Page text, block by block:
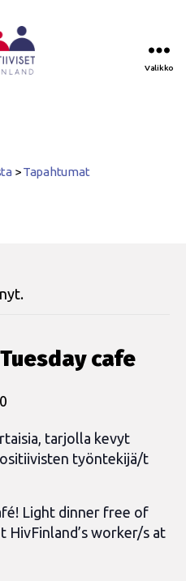
Valikko
>Tapahtumat
cafe
tarjolla kevyt
työntekijä/t
Light dinner free of
HivFinland’s worker/s at